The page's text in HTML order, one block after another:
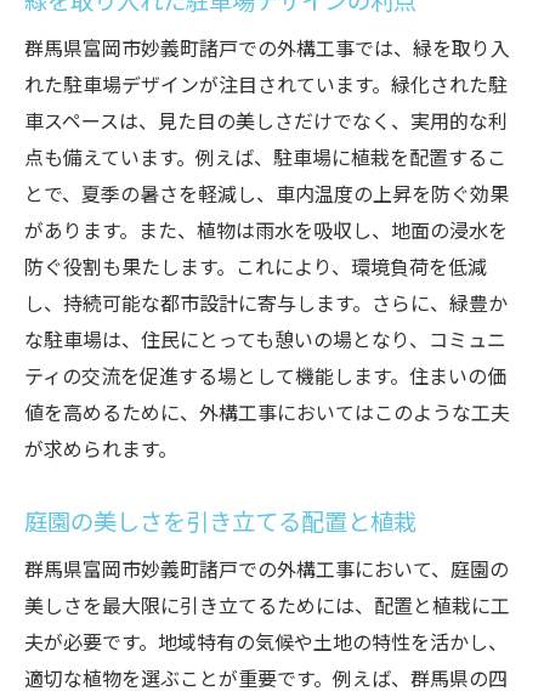
群馬県富岡市妙義町諸戸での外構工事では、緑を取り入
れた駐車場デザインが注目されています。緑化された駐
車スペースは、見た目の美しさだけでなく、実用的な利
点も備えています。例えば、駐車場に植栽を配置するこ
とで、夏季の暑さを軽減し、車内温度の上昇を防ぐ効果
があります。また、植物は雨水を吸収し、地面の浸水を
防ぐ役割も果たします。これにより、環境負荷を低減
し、持続可能な都市設計に寄与します。さらに、緑豊か
な駐車場は、住民にとっても憩いの場となり、コミュニ
ティの交流を促進する場として機能します。住まいの価
値を高めるために、外構工事においてはこのような工夫
が求められます。
庭園の美しさを引き立てる配置と植栽
群馬県富岡市妙義町諸戸での外構工事において、庭園の
美しさを最大限に引き立てるためには、配置と植栽に工
夫が必要です。地域特有の気候や土地の特性を活かし、
適切な植物を選ぶことが重要です。例えば、群馬県の四